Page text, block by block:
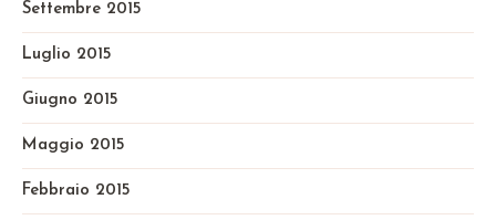
Settembre 2015
Luglio 2015
Giugno 2015
Maggio 2015
Febbraio 2015